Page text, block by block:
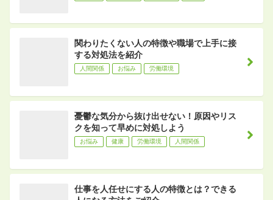
関わりたくない人の特徴や職場で上手に接
する対処法を紹介
人間関係 お悩み 労働環境
憂鬱な気分から抜け出せない！原因やリス
クを知って早めに対処しよう
お悩み 健康 労働環境 人間関係
仕事を人任せにする人の特徴とは？できる